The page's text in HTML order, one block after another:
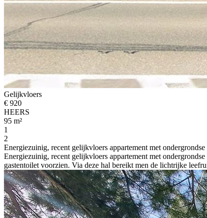
Gelijkvloers
€ 920
HEERS
95 m²
1
2
Energiezuinig, recent gelijkvloers appartement met
Energiezuinig, recent gelijkvloers appartement met
gastentoilet voorzien. Via deze hal bereikt men de lichtrijke